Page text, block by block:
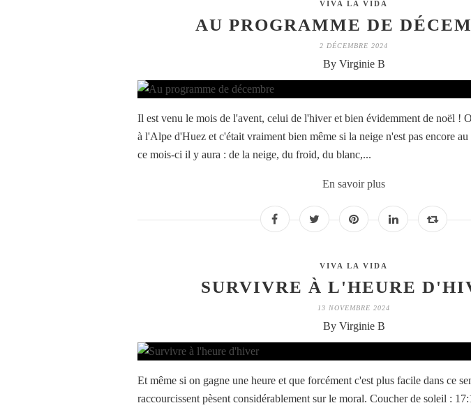
VIVA LA VIDA
AU PROGRAMME DE
2 DÉCEMBRE 2024
By Virginie B
Il est venu le mois de l'avent, celui de l'hiver et bien évidemment de noël !
à l'Alpe d'Huez et c'était vraiment bien même si la neige n'est pas encore
ce mois-ci il y aura : de la neige, du froid, du blanc,...
En savoir plus
VIVA LA VIDA
SURVIVRE À L'HEURE
13 NOVEMBRE 2024
By Virginie B
Et même si on gagne une heure et que forcément c'est plus facile dans ce
raccourcissent pèsent considérablement sur le moral. Coucher de soleil :